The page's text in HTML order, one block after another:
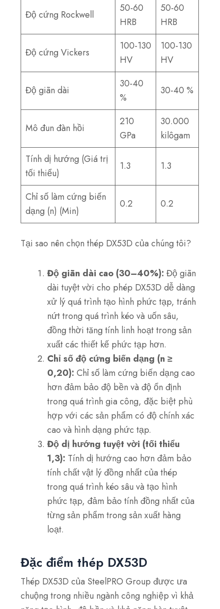
Độ cứng Rockwell
50-60
HRB
50-60
HRB
Độ cứng Vickers
100-130
HV
100-130
HV
Độ giãn dài
30-40
%
30-40 %
Mô đun đàn hồi
210
GPa
30.000
kilôgam
Tính dị hướng (Giá trị
tối thiểu)
1.3 1.3
Chỉ số làm cứng biến
dạng (n) (Min)
0.2 0.2
Tại sao nên chọn thép DX53D của chúng tôi?
Độ giãn dài cao (30–40%): Độ giãn
dài tuyệt vời cho phép DX53D dễ dàng
xử lý quá trình tạo hình phức tạp, tránh
nứt trong quá trình kéo và uốn sâu,
đồng thời tăng tính linh hoạt trong sản
xuất các thiết kế phức tạp hơn.
Chỉ số độ cứng biến dạng (n ≥
0,20): Chỉ số làm cứng biến dạng cao
hơn đảm bảo độ bền và độ ổn định
trong quá trình gia công, đặc biệt phù
hợp với các sản phẩm có độ chính xác
cao và hình dạng phức tạp.
Độ dị hướng tuyệt vời (tối thiểu
1,3): Tính dị hướng cao hơn đảm bảo
tính chất vật lý đồng nhất của thép
trong quá trình kéo sâu và tạo hình
phức tạp, đảm bảo tính đồng nhất của
từng sản phẩm trong sản xuất hàng
loạt.
Đặc điểm thép DX53D
Thép DX53D của SteelPRO Group được ưa
chuộng trong nhiều ngành công nghiệp vì khả